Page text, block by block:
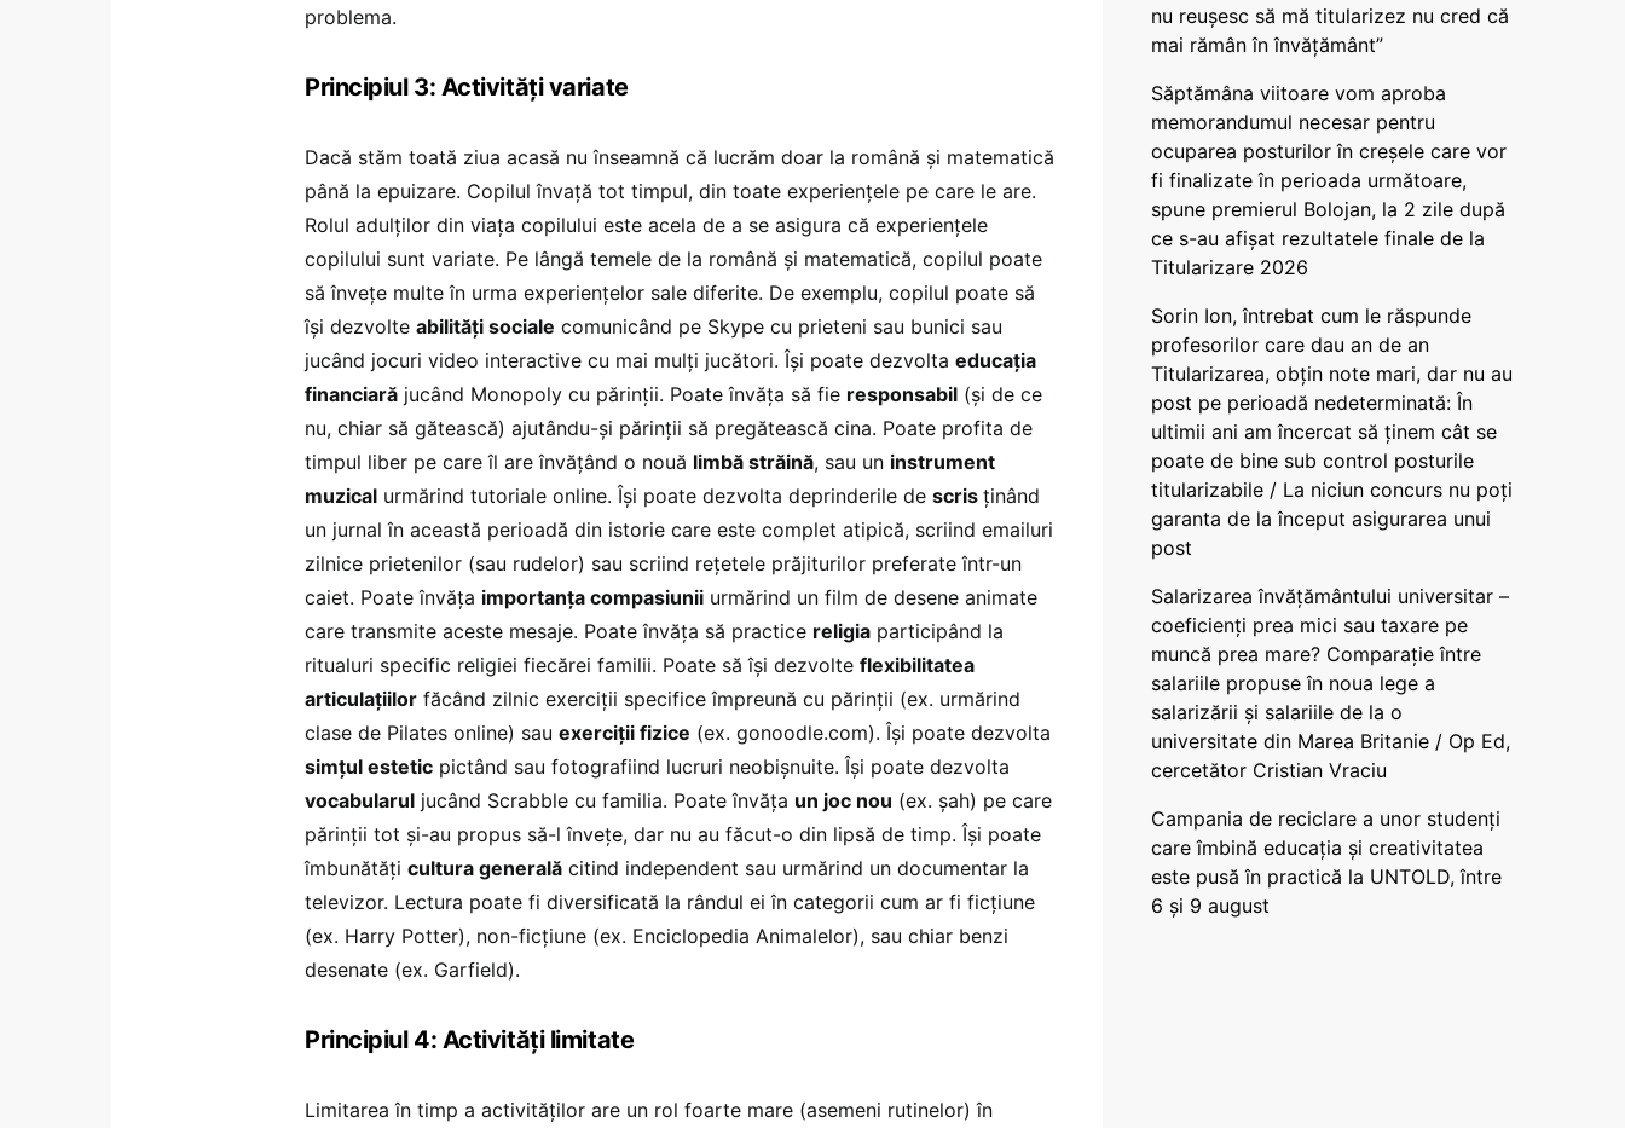
problema.
Principiul 3: Activități variate
Dacă stăm toată ziua acasă nu înseamnă că lucrăm doar la română și matematică
până la epuizare. Copilul învață tot timpul, din toate experiențele pe care le are.
Rolul adulților din viața copilului este acela de a se asigura că experiențele
copilului sunt variate. Pe lângă temele de la română și matematică, copilul poate
să învețe multe în urma experiențelor sale diferite. De exemplu, copilul poate să
își dezvolte abilități sociale comunicând pe Skype cu prieteni sau bunici sau
jucând jocuri video interactive cu mai mulți jucători. Își poate dezvolta educația
financiară jucând Monopoly cu părinții. Poate învăța să fie responsabil (și de ce
nu, chiar să gătească) ajutându-și părinții să pregătească cina. Poate profita de
timpul liber pe care îl are învățând o nouă limbă străină, sau un instrument
muzical urmărind tutoriale online. Își poate dezvolta deprinderile de scris ținând
un jurnal în această perioadă din istorie care este complet atipică, scriind emailuri
zilnice prietenilor (sau rudelor) sau scriind rețetele prăjiturilor preferate într-un
caiet. Poate învăța importanța compasiunii urmărind un film de desene animate
care transmite aceste mesaje. Poate învăța să practice religia participând la
ritualuri specific religiei fiecărei familii. Poate să își dezvolte flexibilitatea
articulațiilor făcând zilnic exerciții specifice împreună cu părinții (ex. urmărind
clase de Pilates online) sau exerciții fizice (ex. gonoodle.com). Își poate dezvolta
simțul estetic pictând sau fotografiind lucruri neobișnuite. Își poate dezvolta
vocabularul jucând Scrabble cu familia. Poate învăța un joc nou (ex. șah) pe care
părinții tot și-au propus să-l învețe, dar nu au făcut-o din lipsă de timp. Își poate
îmbunătăți cultura generală citind independent sau urmărind un documentar la
televizor. Lectura poate fi diversificată la rândul ei în categorii cum ar fi ficțiune
(ex. Harry Potter), non-ficțiune (ex. Enciclopedia Animalelor), sau chiar benzi
desenate (ex. Garfield).
Principiul 4: Activități limitate
Limitarea în timp a activităților are un rol foarte mare (asemeni rutinelor) în
nu reușesc să mă titularizez nu cred că
mai rămân în învățământ”
Săptămâna viitoare vom aproba
memorandumul necesar pentru
ocuparea posturilor în creșele care vor
fi finalizate în perioada următoare,
spune premierul Bolojan, la 2 zile după
ce s-au afișat rezultatele finale de la
Titularizare 2026
Sorin Ion, întrebat cum le răspunde
profesorilor care dau an de an
Titularizarea, obțin note mari, dar nu au
post pe perioadă nedeterminată: În
ultimii ani am încercat să ținem cât se
poate de bine sub control posturile
titularizabile / La niciun concurs nu poți
garanta de la început asigurarea unui
post
Salarizarea învățământului universitar –
coeficienți prea mici sau taxare pe
muncă prea mare? Comparație între
salariile propuse în noua lege a
salarizării și salariile de la o
universitate din Marea Britanie / Op Ed,
cercetător Cristian Vraciu
Campania de reciclare a unor studenți
care îmbină educația și creativitatea
este pusă în practică la UNTOLD, între
6 și 9 august